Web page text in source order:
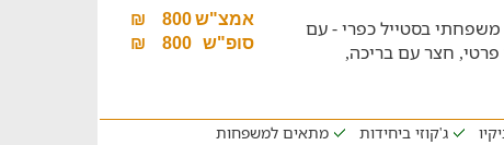
בסטייל כפרי - עם
פרטי, חצר עם בריכה,
אמצ"ש800
₪
סופ"ש
800
₪
ג'קוזי ביחידות
מתאים למשפחות